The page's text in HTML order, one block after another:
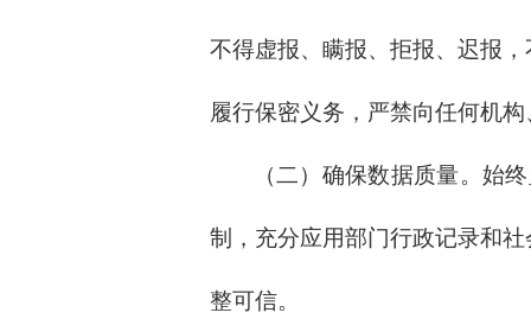
不得虚报、瞒报、拒报、迟报
履行保密义务，严禁向任何机
（二）确保数据质量。始
制，充分应用部门行政记录和
整可信。